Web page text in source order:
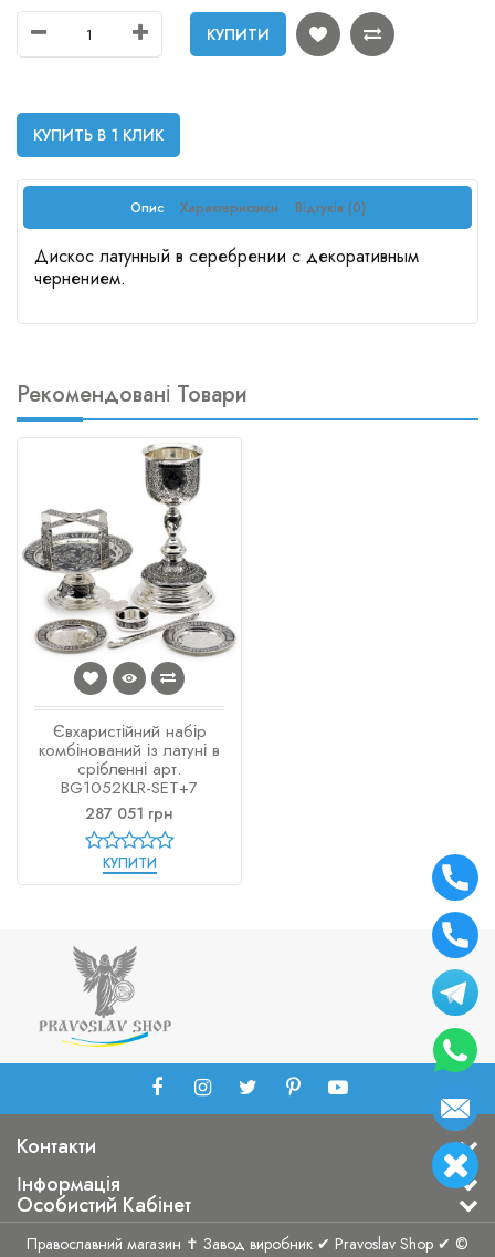
КУПИТИ
КУПИТЬ В 1 КЛИК
Опис Характеристики Відгуків (0)
Дискос латунный в серебрении с декоративным
чернением.
Рекомендовані Товари
Євхаристійний набір
комбінований із латуні в
срібленні арт.
BG1052KLR-SET+7
287 051 грн
КУПИТИ
Контакти
Інформація
Особистий Кабінет
Православний магазин ✝ Завод виробник ✔ Pravoslav Shop ✔ ©